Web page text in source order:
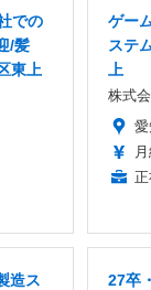
での
/髪
東上
ゲー
ステ
上
株式
正
造ス
27卒